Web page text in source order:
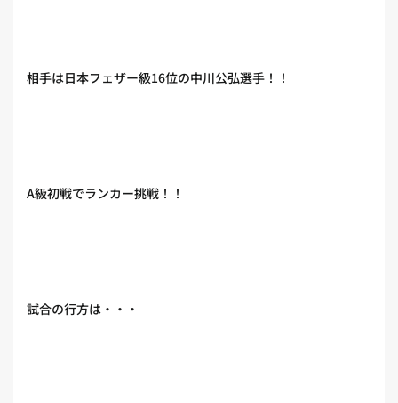
相手は日本フェザー級16位の中川公弘選手！！
A級初戦でランカー挑戦！！
試合の行方は・・・